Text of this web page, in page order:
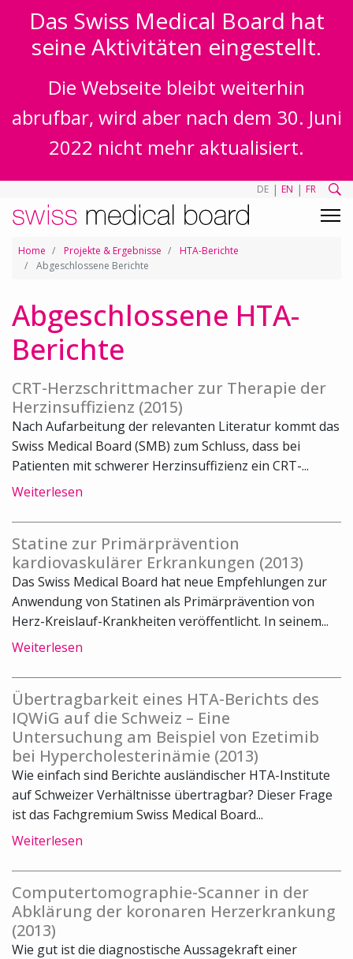
Das Swiss Medical Board hat
seine Aktivitäten eingestellt.
Die Webseite bleibt weiterhin
abrufbar, wird aber nach dem 30. Juni
2022 nicht mehr aktualisiert.
DE | EN | FR
Home Projekte & Ergebnisse
HTA-Berichte
Abgeschlossene Berichte
Abgeschlossene HTA-
Berichte
CRT-Herzschrittmacher zur Therapie der
Herzinsuffizienz (2015)
Nach Aufarbeitung der relevanten Literatur kommt das
Swiss Medical Board (SMB) zum Schluss, dass bei
Patienten mit schwerer Herzinsuffizienz ein CRT-...
Weiterlesen
Statine zur Primärprävention
kardiovaskulärer Erkrankungen (2013)
Das Swiss Medical Board hat neue Empfehlungen zur
Anwendung von Statinen als Primärprävention von
Herz-Kreislauf-Krankheiten veröffentlicht. In seinem...
Weiterlesen
Übertragbarkeit eines HTA-Berichts des
IQWiG auf die Schweiz – Eine
Untersuchung am Beispiel von Ezetimib
bei Hypercholesterinämie (2013)
Wie einfach sind Berichte ausländischer HTA-Institute
auf Schweizer Verhältnisse übertragbar? Dieser Frage
ist das Fachgremium Swiss Medical Board...
Weiterlesen
Computertomographie-Scanner in der
Abklärung der koronaren Herzerkrankung
(2013)
Wie gut ist die diagnostische Aussagekraft einer